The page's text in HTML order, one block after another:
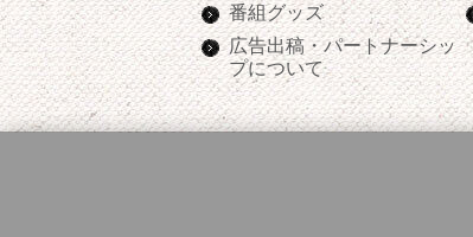
番組グッズ
広告出稿・パートナーシッ
プについて